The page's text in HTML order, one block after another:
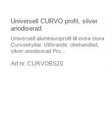
Universell CURVO profil, silver
anodiserad
Universiell aluminiumprofil till extra stora
Curvoskyltar. Utförande: obehandlad,
silver anodiserad Pro...
Art nr. CURVOBS20